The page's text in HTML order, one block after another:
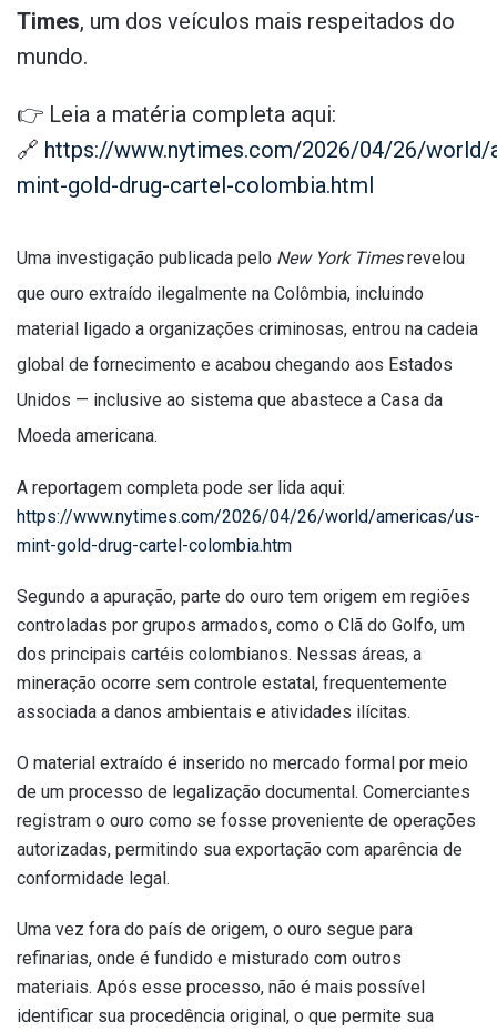
Times, um dos veículos mais respeitados do
mundo.
👉 Leia a matéria completa aqui:
🔗 https://www.nytimes.com/2026/04/26/world/
mint-gold-drug-cartel-colombia.html
Uma investigação publicada pelo New York Timesrevelou
que ouro extraído ilegalmente na Colômbia, incluindo
material ligado a organizações criminosas, entrou na cadeia
global de fornecimento e acabou chegando aos Estados
Unidos — inclusive ao sistema que abastece a Casa da
Moeda americana.
A reportagem completa pode ser lida aqui:
https://www.nytimes.com/2026/04/26/world/americas/us-
mint-gold-drug-cartel-colombia.htm
Segundo a apuração, parte do ouro tem origem em regiões
controladas por grupos armados, como o Clã do Golfo, um
dos principais cartéis colombianos. Nessas áreas, a
mineração ocorre sem controle estatal, frequentemente
associada a danos ambientais e atividades ilícitas.
O material extraído é inserido no mercado formal por meio
de um processo de legalização documental. Comerciantes
registram o ouro como se fosse proveniente de operações
autorizadas, permitindo sua exportação com aparência de
conformidade legal.
Uma vez fora do país de origem, o ouro segue para
refinarias, onde é fundido e misturado com outros
materiais. Após esse processo, não é mais possível
identificar sua procedência original, o que permite sua